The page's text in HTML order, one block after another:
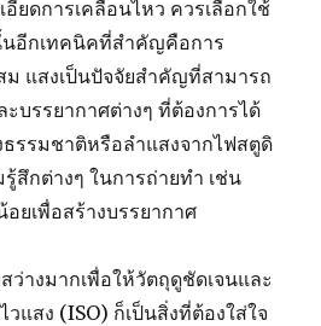
อียดการเคลื่อนไหว ควรเลือกใช้
อีกเทคนิคที่สำคัญคือการ
ม แสงเป็นปัจจัยสำคัญที่สามารถ
บรรยากาศต่างๆ ที่ต้องการได้
ธรรมชาติหรือลำแสงจากไฟสตูดิ
สึกต่างๆ ในการถ่ายทำ เช่น
ยเพื่อสร้างบรรยากาศ
ว่างมากเพื่อให้วัตถุดูชัดเจนและ
แสง (ISO) ก็เป็นสิ่งที่ต้องใส่ใจ